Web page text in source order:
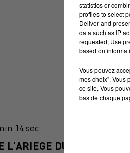
14 sec
L'ARIEGE DU 07/06/2025
statistics or
profiles to select
Deliver and
data such as IP
requested; Use
based on
Vous pouvez
mes choix". Vous
ce site. Vous
bas de chaque